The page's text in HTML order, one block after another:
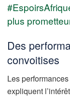
plus
Des
convoitises
Les
expliquent